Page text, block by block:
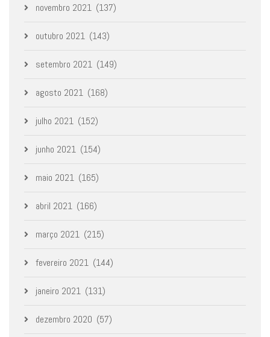
novembro 2021 (137)
outubro 2021 (143)
setembro 2021 (149)
agosto 2021 (168)
julho 2021 (152)
junho 2021 (154)
maio 2021 (165)
abril 2021 (166)
março 2021 (215)
fevereiro 2021 (144)
janeiro 2021 (131)
dezembro 2020 (57)